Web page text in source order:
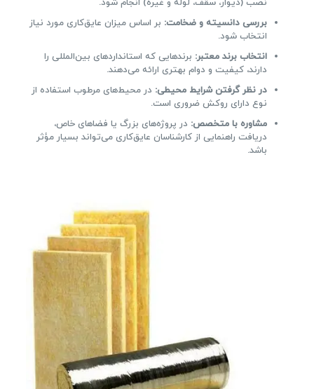
نصب (دیوار، سقف، لوله و غیره) انجام شود.
بررسی دانسیته و ضخامت: بر اساس میزان عایق‌کاری مورد نیاز
انتخاب شود.
انتخاب برند معتبر: برندهایی که استانداردهای بین‌المللی را
دارند، کیفیت و دوام بهتری ارائه می‌دهند.
در نظر گرفتن شرایط محیطی: در محیط‌های مرطوب استفاده از
نوع دارای روکش ضروری است.
مشاوره با متخصص: در پروژه‌های بزرگ یا فضاهای خاص،
دریافت راهنمایی از کارشناسان عایق‌کاری می‌تواند بسیار مؤثر
باشد.